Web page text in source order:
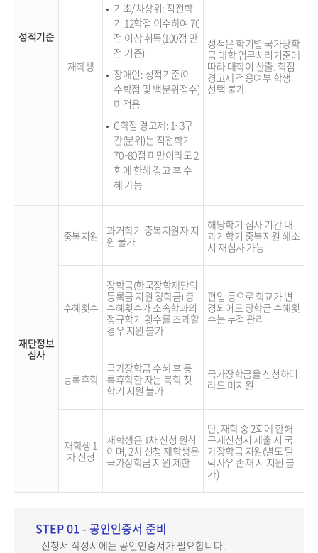
성적기준
재학생
성적은 학기별 국가장학
금 대학 업무처리기준에
따라 대학이 산출. 학점
경고제 적용여부 학생
선택 불가
기초/차상위: 직전학
기 12학점 이수하여 70
점 이상 취득(100점 만
점 기준)
장애인: 성적기준(이
수학점 및 백분위점수)
미적용
C학점 경고제: 1~3구
간(분위)는 직전학기
70~80점 미만이라도 2
회에 한해 경고 후 수
혜 가능
재단정보
심사
중복지원
과거학기 중복지원자 지
원 불가
해당학기 심사 기간 내
과거학기 중복지원 해소
시 재심사 가능
수혜횟수
장학금(한국장학재단의
등록금 지원 장학금) 총
수혜횟수가 소속학과의
정규학기 횟수를 초과할
경우 지원 불가
편입 등으로 학교가 변
경되어도 장학금 수혜횟
수는 누적 관리
등록휴학
국가장학금 수혜 후 등
록휴학한 자는 복학 첫
학기 지원 불가
국가장학금을 신청하더
라도 미지원
재학생 1
차 신청
재학생은 1차 신청 원칙
이며, 2차 신청 재학생은
국가장학금 지원 제한
단, 재학 중 2회에 한해
구제신청서 제출 시 국
가장학금 지원(별도 탈
락사유 존재 시 지원 불
가)
STEP 01 - 공인인증서 준비
- 신청서 작성시에는 공인인증서가 필요합니다.